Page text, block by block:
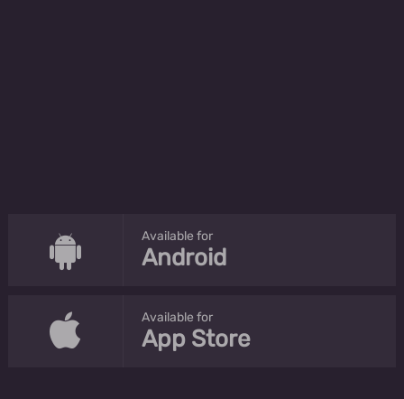
Available for
Android
Available for
App Store